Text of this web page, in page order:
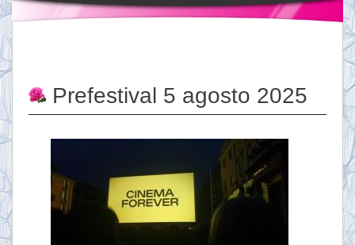
News
Servizi
Ordinazioni
Prefestival 5 agosto 2025